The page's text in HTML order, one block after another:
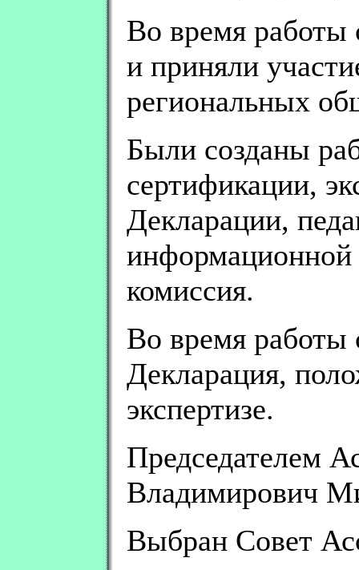
Во время работы
и приняли
региональных
Были созданы
сертификации,
Декларации,
информационной
комиссия.
Во время работы
Декларация,
экспертизе.
Председателем
Владимирович
Выбран Совет